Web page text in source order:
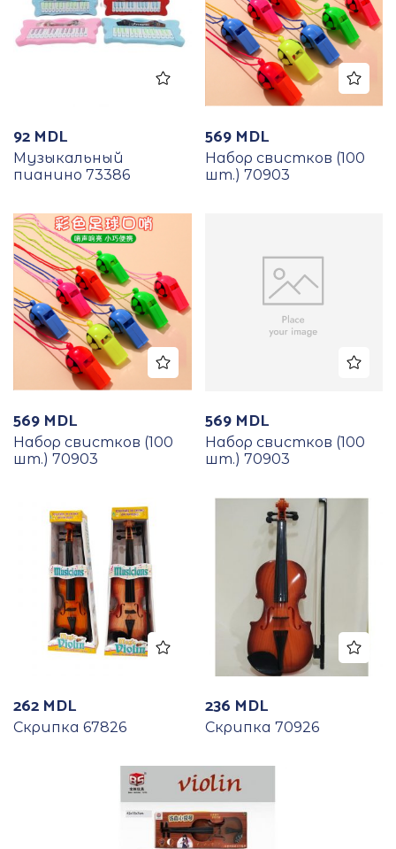
92 MDL
Музыкальный
пианино 73386
569 MDL
Набор свистков (100
шт.) 70903
569 MDL
Набор свистков (100
шт.) 70903
569 MDL
Набор свистков (100
шт.) 70903
262 MDL
Скрипка 67826
236 MDL
Скрипка 70926